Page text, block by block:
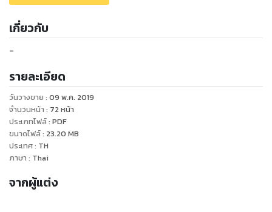
เกี่ยวกับ
-
รายละเอียด
วันวางขาย : 09 พ.ค. 2019
จำนวนหน้า : 72 หน้า
ประเภทไฟล์: PDF
ขนาดไฟล์: 23.20 MB
ประเทศ: TH
ภาษา : Thai
จากผู้แต่ง